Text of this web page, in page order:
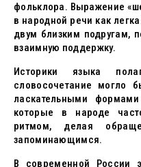
фольклора. Выражение
в народной речи как
двум близким подругам,
взаимную поддержку.
Историки языка
словосочетание могло
ласкательными
которые в народе
ритмом, делая
запоминающимся.
В современной России